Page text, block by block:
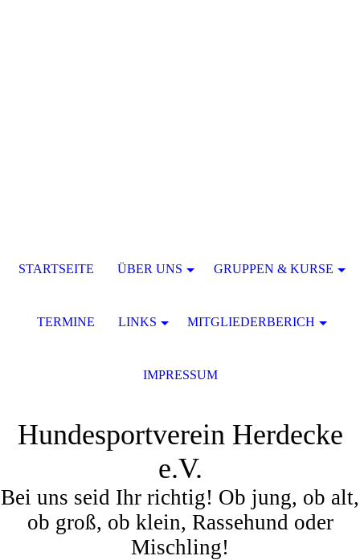
Hundesportverein Herdecke
e.V.
Bei uns seid Ihr richtig! Ob jung, ob alt,
ob groß, ob klein, Rassehund oder
Mischling!
STARTSEITE ÜBER UNS GRUPPEN & KURSE
TERMINE LINKS MITGLIEDERBERICH
IMPRESSUM